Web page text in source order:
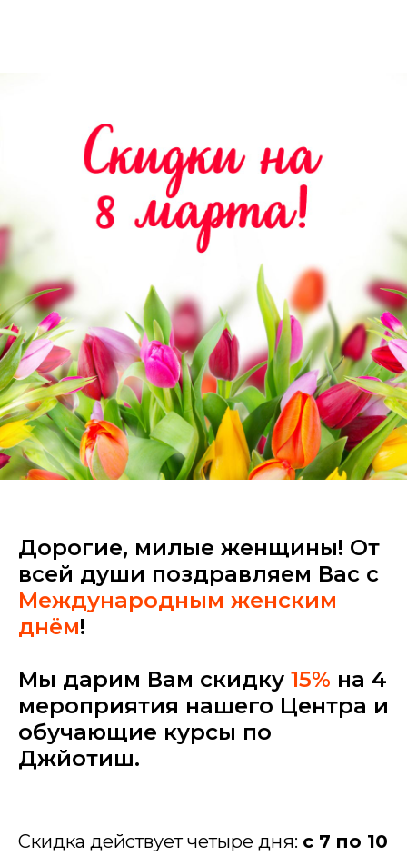
Дорогие, милые женщины! От
всей души поздравляем Вас с
Международным женским
днём!
Мы дарим Вам скидку 15% на 4
мероприятия нашего Центра и
обучающие курсы по
Джйотиш.
Скидка действует четыре дня: с 7 по 10